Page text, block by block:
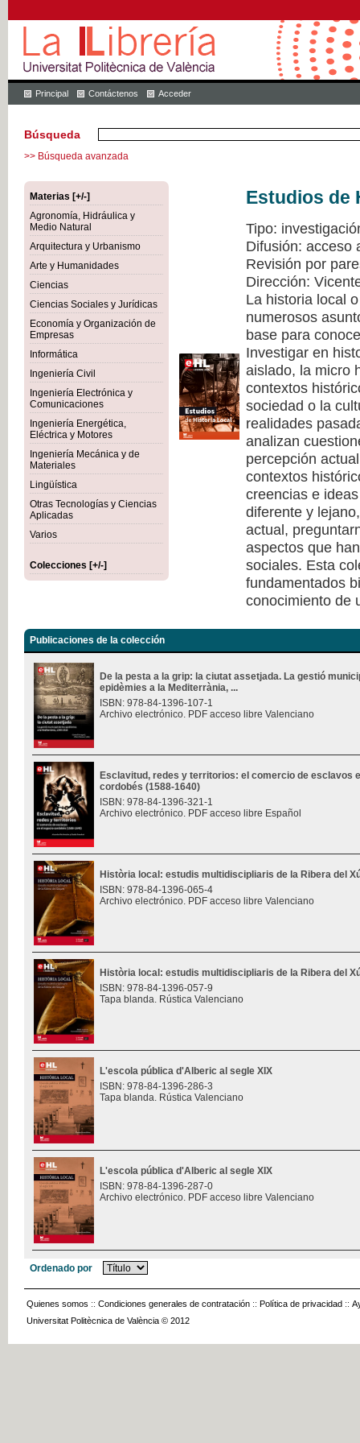
Principal Contáctenos Acceder
Búsqueda
>> Búsqueda avanzada
Materias [+/-]
Agronomía, Hidráulica y
Medio Natural
Arquitectura y Urbanismo
Arte y Humanidades
Ciencias
Ciencias Sociales y Jurídicas
Economía y Organización de
Empresas
Informática
Ingeniería Civil
Ingeniería Electrónica y
Comunicaciones
Ingeniería Energética,
Eléctrica y Motores
Ingeniería Mecánica y de
Materiales
Lingüística
Otras Tecnologías y Ciencias
Aplicadas
Varios
Colecciones [+/-]
Estudios de
Tipo:
Difusión: acceso
Revisión por
Dirección:
La historia local
numerosos
base para
Investigar en
aislado, la micro
contextos
sociedad o la
realidades
analizan
percepción
contextos
creencias e
diferente y
actual,
aspectos que
sociales. Esta
fundamentados
conocimiento de
Publicaciones de la colección
De la pesta a la grip: la ciutat assetjada. La gestió
epidèmies a la Mediterrània, ...
ISBN: 978-84-1396-107-1
Archivo electrónico. PDF acceso libre Valenciano
Esclavitud, redes y territorios: el comercio de esclavos
cordobés (1588-1640)
ISBN: 978-84-1396-321-1
Archivo electrónico. PDF acceso libre Español
Història local: estudis multidiscipliaris de la Ribera del
ISBN: 978-84-1396-065-4
Archivo electrónico. PDF acceso libre Valenciano
Història local: estudis multidiscipliaris de la Ribera del
ISBN: 978-84-1396-057-9
Tapa blanda. Rústica Valenciano
L'escola pública d'Alberic al segle XIX
ISBN: 978-84-1396-286-3
Tapa blanda. Rústica Valenciano
L'escola pública d'Alberic al segle XIX
ISBN: 978-84-1396-287-0
Archivo electrónico. PDF acceso libre Valenciano
Ordenado por
Quienes somos :: Condiciones generales de contratación :: Política de privacidad ::
Universitat Politècnica de València © 2012